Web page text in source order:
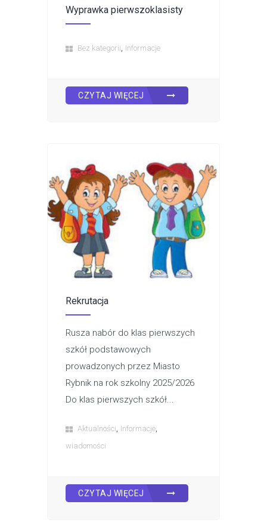
Wyprawka pierwszoklasisty
Bez kategorii, Informacje
CZYTAJ WIĘCEJ
Rekrutacja
Rusza nabór do klas pierwszych
szkół podstawowych
prowadzonych przez Miasto
Rybnik na rok szkolny 2025/2026
Do klas pierwszych szkół...
Aktualności, Informacje,
wiadomości
CZYTAJ WIĘCEJ